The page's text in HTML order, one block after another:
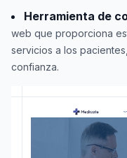
Herramienta de
web que proporciona
servicios a los
confianza.